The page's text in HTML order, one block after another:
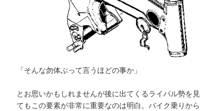
「そんな勿体ぶって言うほどの事か」
とお思いかもしれませんが後に出てくるライバル勢を見
てもこの要素が非常に重要なのは明白。バイク乗りから